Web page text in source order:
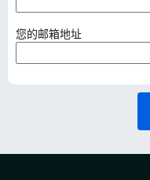
填
）
您的邮箱地址（
填